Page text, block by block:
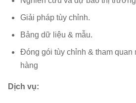
Độ ẩm
động:
Giải pháp tùy chỉnh.
Bảng dữ liệu & mẫu.
Đóng gói tùy chỉnh & tham quan
hàng
Dịch vụ: